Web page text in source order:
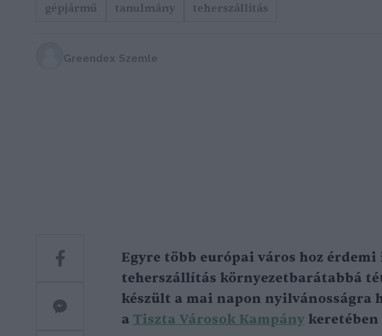
gépjármű tanulmány teherszállítás
Greendex Szemle
Egyre több európai város hoz
teherszállítás környezetbarátabbá
készült a mai napon nyilvánosságra
a Tiszta Városok Kampány keretében